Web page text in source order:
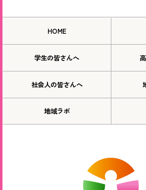
HOME
学生の皆さんへ
社会人の皆さんへ
地域ラボ